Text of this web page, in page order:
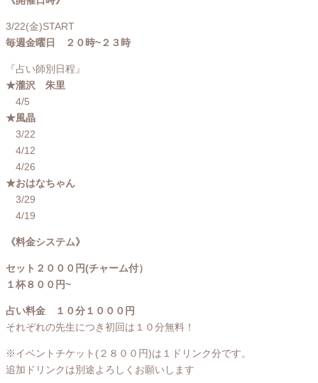
3/22(金)START
毎週金曜日 ２０時~２３時
『占い師別日程』
★瀧沢 朱里
4/5
★風晶
3/22
4/12
4/26
★おはなちゃん
3/29
4/19
《料金システム》
セット２０００円(チャーム付）
１杯８００円~
占い料金 １０分１０００円
それぞれの先生につき初回は１０分無料！
※イベントチケット(２８００円)は１ドリンク分です。
追加ドリンクは別途よろしくお願いします